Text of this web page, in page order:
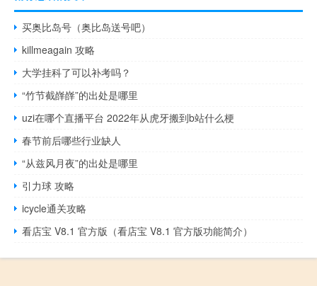
买奥比岛号（奥比岛送号吧）
killmeagain 攻略
大学挂科了可以补考吗？
“竹节截嶭嶭”的出处是哪里
uzi在哪个直播平台 2022年从虎牙搬到b站什么梗
春节前后哪些行业缺人
“从兹风月夜”的出处是哪里
引力球 攻略
icycle通关攻略
看店宝 V8.1 官方版（看店宝 V8.1 官方版功能简介）